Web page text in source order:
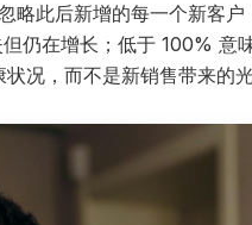
略此后新增的每一个新客
仍在增长；低于 100% 意
况，而不是新销售带来的光